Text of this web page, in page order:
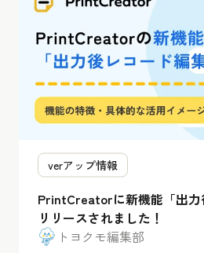
verアップ情報
PrintCreatorに新機能「出力
リリースされました！
トヨクモ編集部